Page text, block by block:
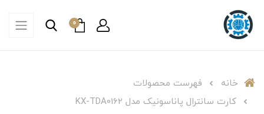
0
خانه
فهرست محصولات
کارت سانترال پاناسونیک مدل KX-TDA0162